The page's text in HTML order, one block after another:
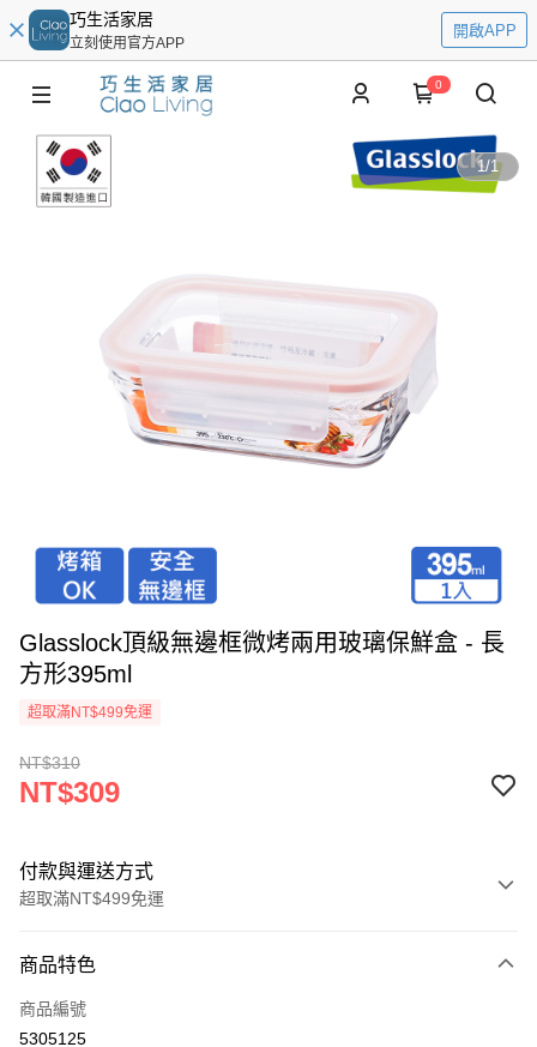
巧生活家居
立刻使用官方APP
開啟APP
0
1/1
Glasslock頂級無邊框微烤兩用玻璃保鮮盒 - 長
方形395ml
超取滿NT$499免運
NT$310
NT$309
付款與運送方式
超取滿NT$499免運
信用卡一次付款
LINE Pay
商品特色
商品編號
5305125